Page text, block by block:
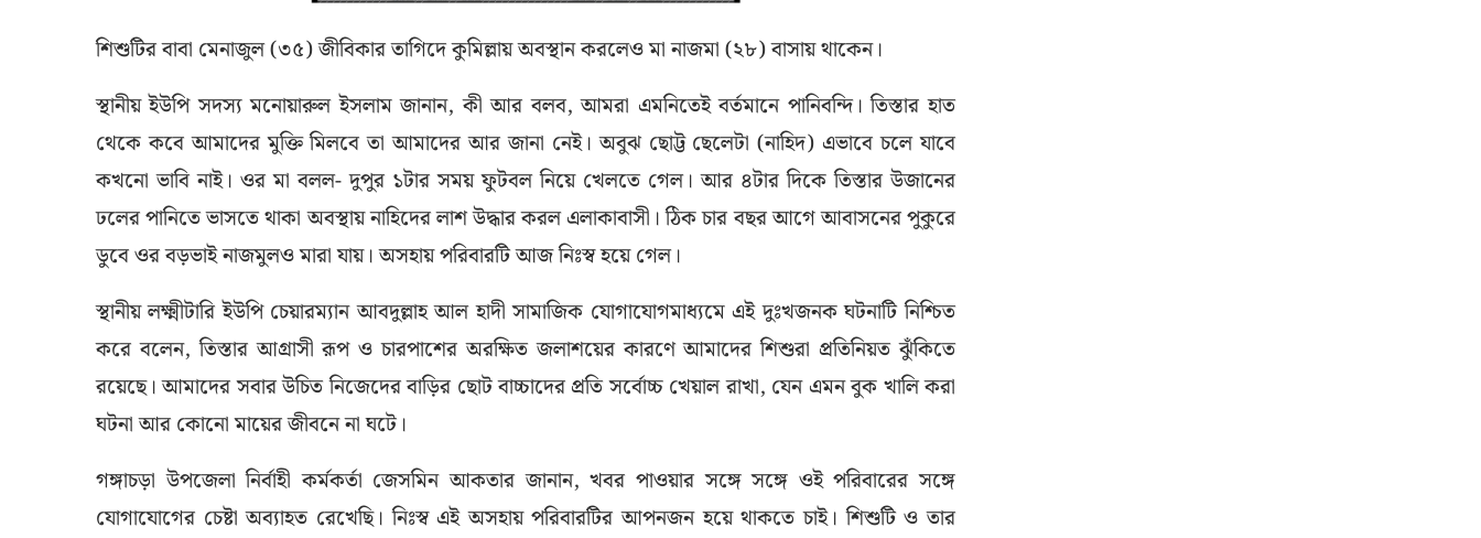
শিশুটির বাবা মেনাজুল (৩৫) জীবিকার তাগিদে কুমিল্লায় অবস্থান করলেও মা নাজমা (২৮) বাসায় থাকেন।
স্থানীয় ইউপি সদস্য মনোয়ারুল ইসলাম জানান, কী আর বলব, আমরা এমনিতেই বর্তমানে পানিবন্দি। তিস্তার হাত
থেকে কবে আমাদের মুক্তি মিলবে তা আমাদের আর জানা নেই। অবুঝ ছোট্ট ছেলেটা (নাহিদ) এভাবে চলে যাবে
কখনো ভাবি নাই। ওর মা বলল- দুপুর ১টার সময় ফুটবল নিয়ে খেলতে গেল। আর ৪টার দিকে তিস্তার উজানের
ঢলের পানিতে ভাসতে থাকা অবস্থায় নাহিদের লাশ উদ্ধার করল এলাকাবাসী। ঠিক চার বছর আগে আবাসনের পুকুরে
ডুবে ওর বড়ভাই নাজমুলও মারা যায়। অসহায় পরিবারটি আজ নিঃস্ব হয়ে গেল।
স্থানীয় লক্ষ্মীটারি ইউপি চেয়ারম্যান আবদুল্লাহ আল হাদী সামাজিক যোগাযোগমাধ্যমে এই দুঃখজনক ঘটনাটি নিশ্চিত
করে বলেন, তিস্তার আগ্রাসী রূপ ও চারপাশের অরক্ষিত জলাশয়ের কারণে আমাদের শিশুরা প্রতিনিয়ত ঝুঁকিতে
রয়েছে। আমাদের সবার উচিত নিজেদের বাড়ির ছোট বাচ্চাদের প্রতি সর্বোচ্চ খেয়াল রাখা, যেন এমন বুক খালি করা
ঘটনা আর কোনো মায়ের জীবনে না ঘটে।
গঙ্গাচড়া উপজেলা নির্বাহী কর্মকর্তা জেসমিন আকতার জানান, খবর পাওয়ার সঙ্গে সঙ্গে ওই পরিবারের সঙ্গে
যোগাযোগের চেষ্টা অব্যাহত রেখেছি। নিঃস্ব এই অসহায় পরিবারটির আপনজন হয়ে থাকতে চাই। শিশুটি ও তার